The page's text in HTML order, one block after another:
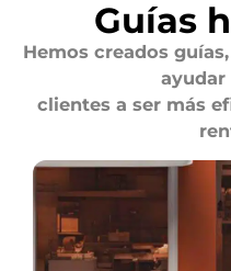
Guías
Hemos creados
ayudar
clientes a ser más